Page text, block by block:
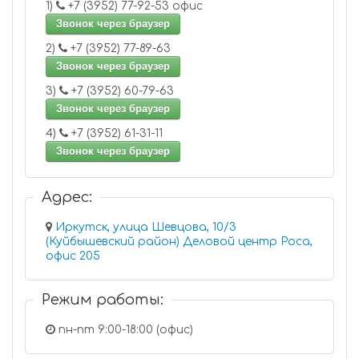
1)
+7 (3952) 77-92-53 офис
Звонок через браузер
2)
+7 (3952) 77-89-63
Звонок через браузер
3)
+7 (3952) 60-79-63
Звонок через браузер
4)
+7 (3952) 61-31-11
Звонок через браузер
Адрес:
Иркутск, улица Шевцова, 10/3
(Куйбышевский район) Деловой центр Роса,
офис 205
Режим работы:
пн-пт 9:00-18:00 (офис)